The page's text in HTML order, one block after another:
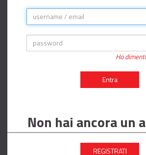
Ho
Entra
Non hai ancora un
REGISTRATI